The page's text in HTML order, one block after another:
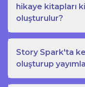
hikaye kitapları
oluşturulur?
Story Spark'ta
oluşturup